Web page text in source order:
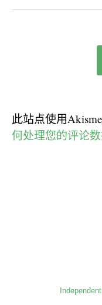
此站点使用
何处理您的评论